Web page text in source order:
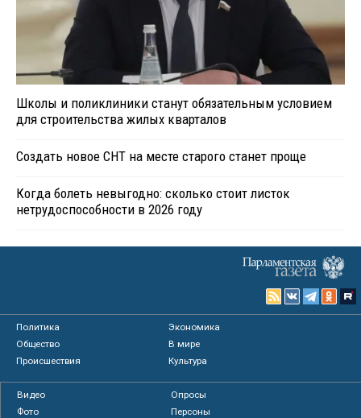
Школы и поликлиники станут обязательным условием
для строительства жилых кварталов
Создать новое СНТ на месте старого станет проще
Когда болеть невыгодно: сколько стоит листок
нетрудоспособности в 2026 году
Политика
Экономика
Общество
В мире
Происшествия
Культура
Видео
Опросы
Фото
Персоны